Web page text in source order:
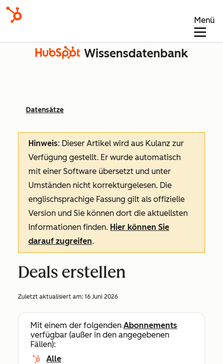
Menü
Wissensdatenbank
Datensätze
Hinweis: Dieser Artikel wird aus Kulanz zur
Verfügung gestellt. Er wurde automatisch
mit einer Software übersetzt und unter
Umständen nicht korrekturgelesen. Die
englischsprachige Fassung gilt als offizielle
Version und Sie können dort die aktuellsten
Informationen finden. Hier können Sie
darauf zugreifen.
Deals erstellen
Zuletzt aktualisiert am: 16 Juni 2026
Mit einem der folgenden Abonnements
verfügbar (außer in den angegebenen
Fällen):
Alle